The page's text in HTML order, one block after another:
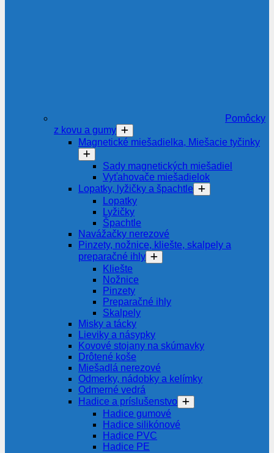
Pomôcky
z kovu a gumy
Magnetické miešadielka, Miešacie tyčinky
Sady magnetických miešadiel
Vyťahovače miešadielok
Lopatky, lyžičky a špachtle
Lopatky
Lyžičky
Špachtle
Navážačky nerezové
Pinzety, nožnice, kliešte, skalpely a
preparačné ihly
Kliešte
Nožnice
Pinzety
Preparačné ihly
Skalpely
Misky a tácky
Lieviky a násypky
Kovové stojany na skúmavky
Drôtené koše
Miešadlá nerezové
Odmerky, nádobky a kelímky
Odmerné vedrá
Hadice a príslušenstvo
Hadice gumové
Hadice silikónové
Hadice PVC
Hadice PE